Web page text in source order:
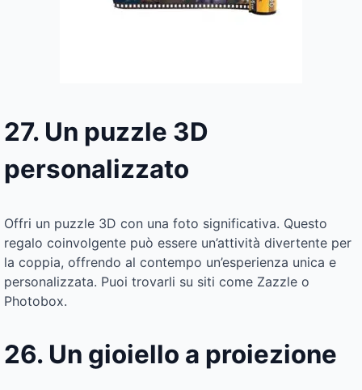
27. Un puzzle 3D
personalizzato
Offri un puzzle 3D con una foto significativa. Questo
regalo coinvolgente può essere un’attività divertente per
la coppia, offrendo al contempo un’esperienza unica e
personalizzata. Puoi trovarli su siti come Zazzle o
Photobox.
26. Un gioiello a proiezione